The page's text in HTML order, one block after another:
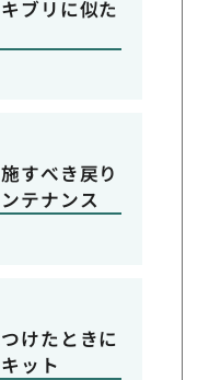
ブリに似た
すべき戻り
テナンス
けたときに
ット